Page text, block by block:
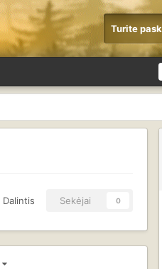
Turite
Dalintis Sekėjai 0